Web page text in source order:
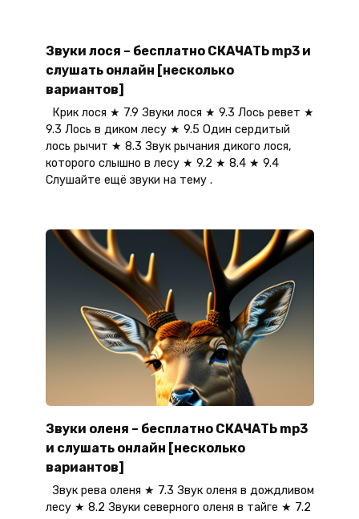
Звуки лося – бесплатно СКАЧАТЬ mp3 и
слушать онлайн [несколько
вариантов]
Крик лося ★ 7.9 Звуки лося ★ 9.3 Лось ревет ★
9.3 Лось в диком лесу ★ 9.5 Один сердитый
лось рычит ★ 8.3 Звук рычания дикого лося,
которого слышно в лесу ★ 9.2 ★ 8.4 ★ 9.4
Слушайте ещё звуки на тему .
Звуки оленя – бесплатно СКАЧАТЬ mp3
и слушать онлайн [несколько
вариантов]
Звук рева оленя ★ 7.3 Звук оленя в дождливом
лесу ★ 8.2 Звуки северного оленя в тайге ★ 7.2